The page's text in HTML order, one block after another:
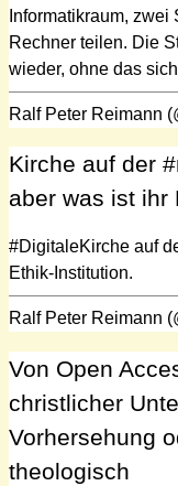
Informatikraum,
Rechner teilen. Die
wieder, ohne das
Ralf Peter Reimann
Kirche auf der
aber was ist ihr
#DigitaleKirche auf
Ethik-Institution.
Ralf Peter Reimann
Von Open
christlicher
Vorhersehung
theologisch